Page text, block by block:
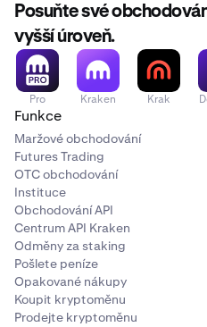
Posuňte své
vyšší úroveň.
Pro Kraken Krak
Funkce
Maržové obchodování
Futures Trading
OTC obchodování
Instituce
Obchodování API
Centrum API Kraken
Odměny za staking
Pošlete peníze
Opakované nákupy
Koupit kryptoměnu
Prodejte kryptoměnu